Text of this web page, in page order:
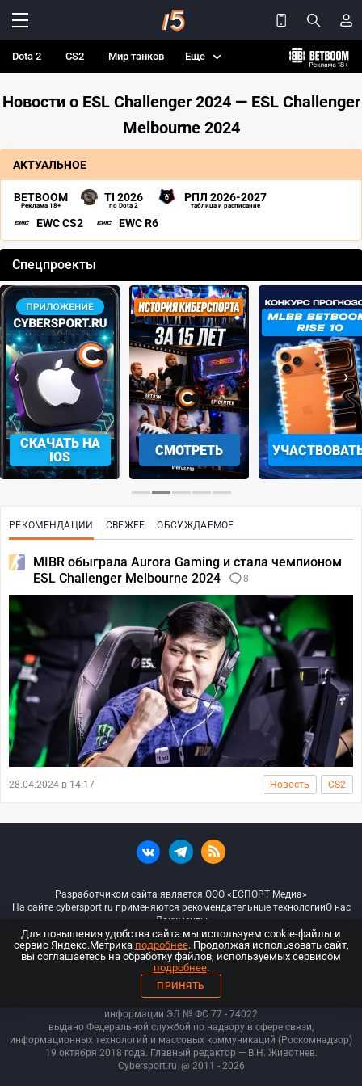
Dota 2 CS2 Мир танков Еще
Новости о ESL Challenger 2024 — ESL Challenger
Melbourne 2024
АКТУАЛЬНОЕ
BETBOOM
Реклама 18+
TI 2026
по Dota 2
РПЛ 2026-2027
таблица и расписание
EWC CS2 EWC R6
Спецпроекты
СКАЧАТЬ НА
IOS
СМОТРЕТЬ
‹ ›
РЕКОМЕНДАЦИИ СВЕЖЕЕ ОБСУЖДАЕМОЕ
MIBR обыграла Aurora Gaming и стала чемпионом
ESL Challenger Melbourne 2024
8
28.04.2024 в 14:17 Новость CS2
Разработчиком сайта является ООО «ЕСПОРТ Медиа»
На сайте cybersport.ru применяются рекомендательные технологииО нас
Документы
© ООО «Киберспорт.ру» — Все права защищены
18+
ООО «Киберспорт.ру». Свидетельство о регистрации средств массовой
информации ЭЛ № ФС 77 - 74022
выдано Федеральной службой по надзору в сфере связи,
информационных технологий и массовых коммуникаций (Роскомнадзор)
19 октября 2018 года. Главный редактор — В.Н. Животнев.
Cybersport.ru @ 2011 - 2026
Для повышения удобства сайта мы используем cookie-файлы и
сервис Яндекс.Метрика подробнее. Продолжая использовать сайт,
вы соглашаетесь на обработку файлов, используемых сервисом
подробнее.
ПРИНЯТЬ